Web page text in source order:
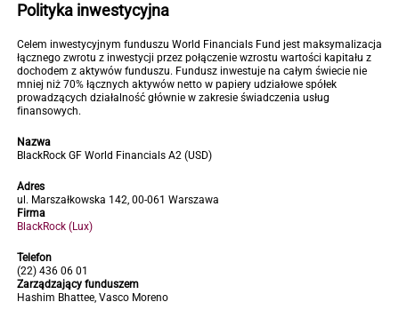
Polityka inwestycyjna
Celem inwestycyjnym funduszu World Financials Fund jest maksymalizacja
łącznego zwrotu z inwestycji przez połączenie wzrostu wartości kapitału z
dochodem z aktywów funduszu. Fundusz inwestuje na całym świecie nie
mniej niż 70% łącznych aktywów netto w papiery udziałowe spółek
prowadzących działalność głównie w zakresie świadczenia usług
finansowych.
Nazwa
BlackRock GF World Financials A2 (USD)
Adres
ul. Marszałkowska 142, 00-061 Warszawa
Firma
BlackRock (Lux)
Telefon
(22) 436 06 01
Zarządzający funduszem
Hashim Bhattee, Vasco Moreno